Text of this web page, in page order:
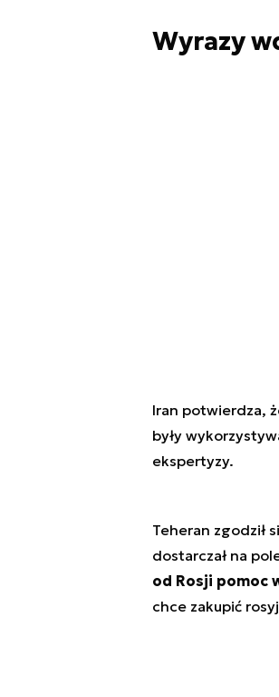
Wyrazy
Iran potwierdza,
były
ekspertyzy.
Teheran zgodził
dostarczał na
od Rosji pomoc
chce zakupić